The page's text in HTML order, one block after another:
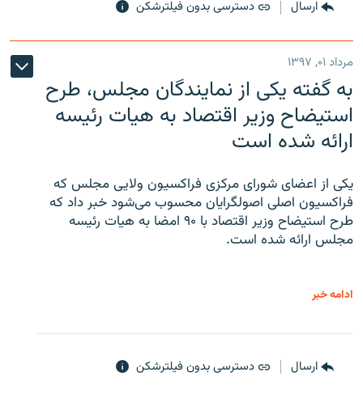
ارسال دسترسی بدون فیلترشکن
مرداد ۰۱, ۱۳۹۷
به گفته یکی از نمایندگان مجلس، طرح
استیضاح وزیر اقتصاد به هیات رئیسه
ارائه شده است
یکی از اعضای شورای مرکزی فراکسیون ولایی مجلس که
فراکسیون اصلی اصولگرایان محسوب می‌شود خبر داد که
طرح استیضاح وزیر اقتصاد با ۹۰ امضا به هیات رئیسه
مجلس ارائه شده است.
ادامه خبر
ارسال دسترسی بدون فیلترشکن